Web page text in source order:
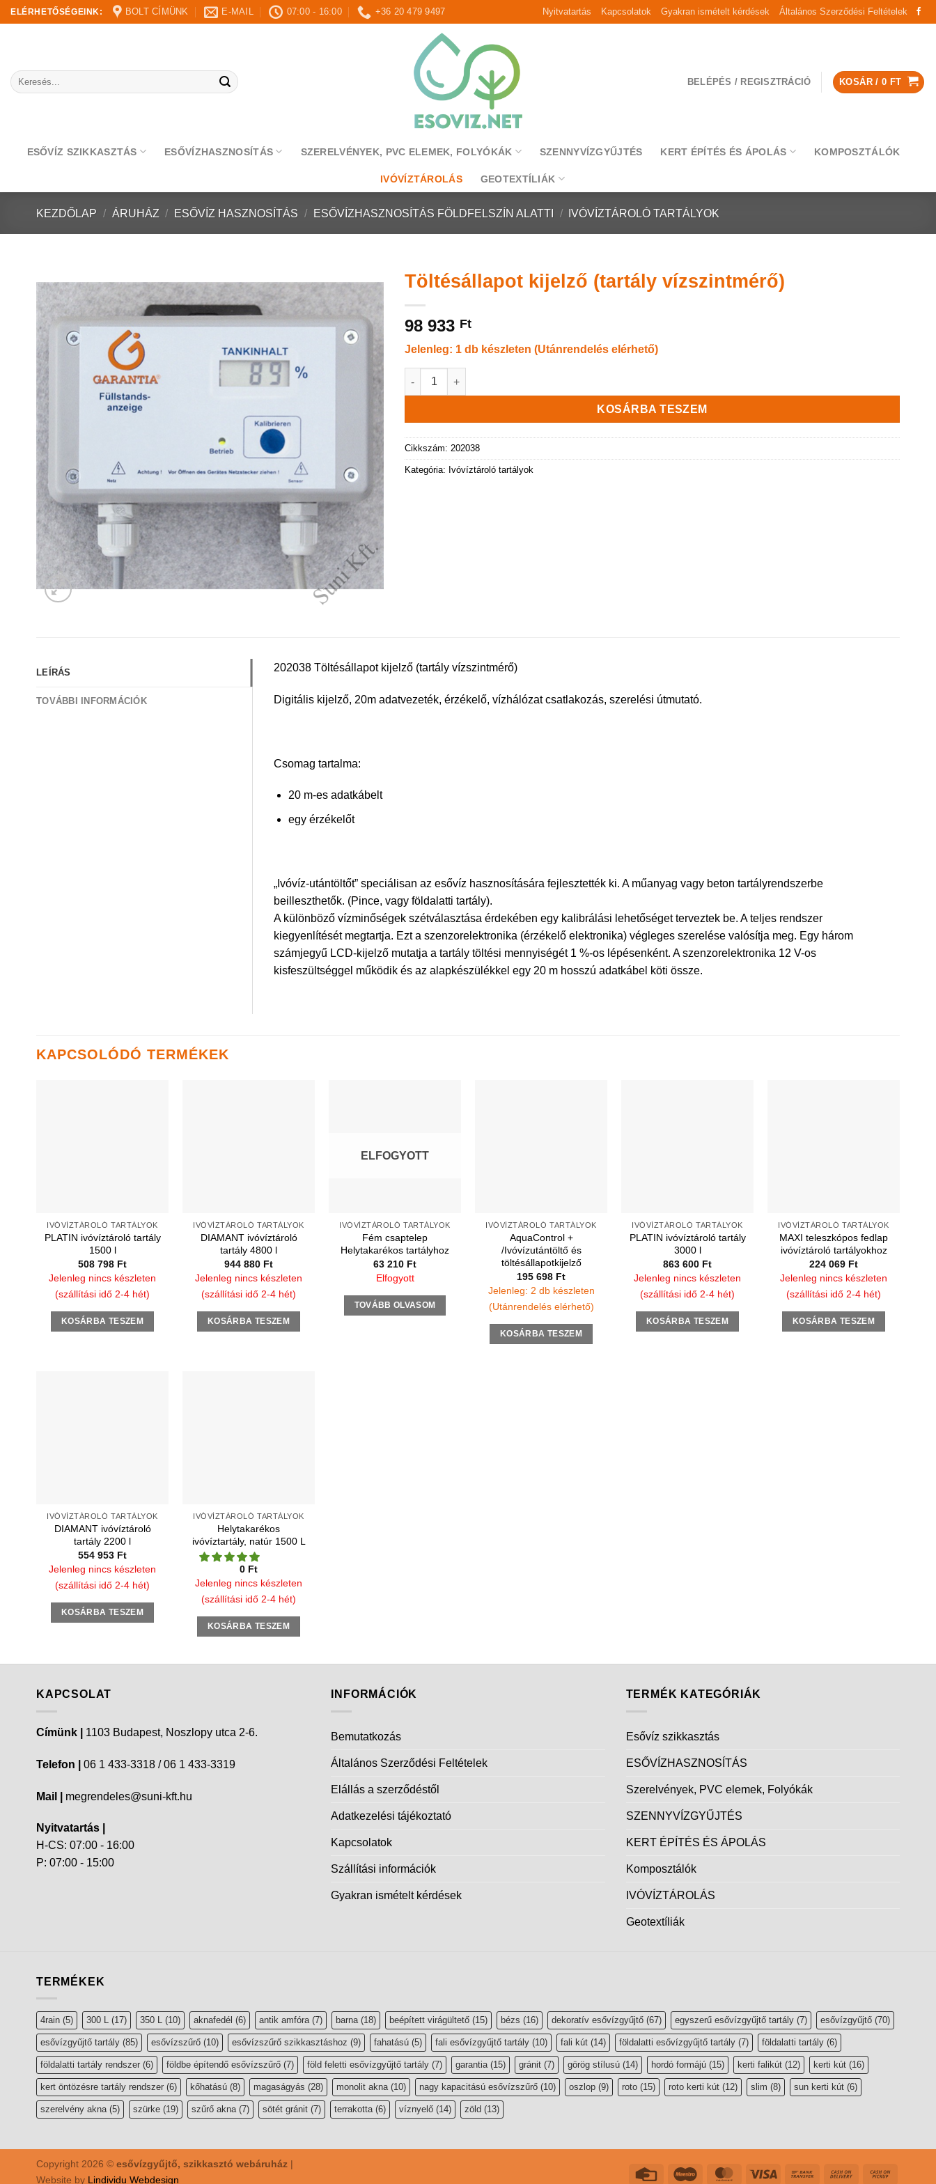
Skip
to
ELÉRHETŐSÉGEINK: BOLT CÍMÜNK E-MAIL 07:00 - 16:00 +36 20 479 9497 Nyitvatartás Kapcsolatok Gyakran ismételt kérdések Általános Szerződési Feltételek
Keresés
a
BELÉPÉS / REGISZTRÁCIÓ KOSÁR /0 FT
ESŐVÍZ SZIKKASZTÁS ESŐVÍZHASZNOSÍTÁS SZERELVÉNYEK, PVC ELEMEK, FOLYÓKÁK SZENNYVÍZGYŰJTÉS KERT ÉPÍTÉS ÉS ÁPOLÁS KOMPOSZTÁLÓK
IVÓVÍZTÁROLÁS GEOTEXTÍLIÁK
KEZDŐLAP / ÁRUHÁZ / ESŐVÍZ HASZNOSÍTÁS / ESŐVÍZHASZNOSÍTÁS FÖLDFELSZÍN ALATTI / IVÓVÍZTÁROLÓ TARTÁLYOK
Töltésállapot kijelző (tartály vízszintmérő)
98 933 Ft
Jelenleg: 1 db készleten (Utánrendelés elérhető)
Töltésállapot kijelző (tartály vízszintmérő) mennyiség
KOSÁRBA TESZEM
Cikkszám: 202038
Kategória: Ivóvíztároló tartályok
LEÍRÁS
TOVÁBBI INFORMÁCIÓK
202038 Töltésállapot kijelző (tartály vízszintmérő)
Digitális kijelző, 20m adatvezeték, érzékelő, vízhálózat csatlakozás, szerelési útmutató.
Csomag tartalma:
20 m-es adatkábelt
egy érzékelőt
„Ivóvíz-utántöltőt” speciálisan az esővíz hasznosítására fejlesztették ki. A műanyag vagy beton tartályrendszerbe
beilleszthetők. (Pince, vagy földalatti tartály).
A különböző vízminőségek szétválasztása érdekében egy kalibrálási lehetőséget terveztek be. A teljes rendszer
kiegyenlítését megtartja. Ezt a szenzorelektronika (érzékelő elektronika) végleges szerelése valósítja meg. Egy három
számjegyű LCD-kijelző mutatja a tartály töltési mennyiségét 1 %-os lépésenként. A szenzorelektronika 12 V-os
kisfeszültséggel működik és az alapkészülékkel egy 20 m hosszú adatkábel köti össze.
KAPCSOLÓDÓ TERMÉKEK
IVÓVÍZTÁROLÓ TARTÁLYOK
PLATIN ivóvíztároló tartály
1500 l
508 798 Ft
Jelenleg nincs készleten
(szállítási idő 2-4 hét)
KOSÁRBA TESZEM
IVÓVÍZTÁROLÓ TARTÁLYOK
DIAMANT ivóvíztároló
tartály 4800 l
944 880 Ft
Jelenleg nincs készleten
(szállítási idő 2-4 hét)
KOSÁRBA TESZEM
ELFOGYOTT
IVÓVÍZTÁROLÓ TARTÁLYOK
Fém csaptelep
Helytakarékos tartályhoz
63 210 Ft
Elfogyott
TOVÁBB OLVASOM
IVÓVÍZTÁROLÓ TARTÁLYOK
AquaControl +
/Ivóvízutántöltő és
töltésállapotkijelző
195 698 Ft
Jelenleg: 2 db készleten
(Utánrendelés elérhető)
KOSÁRBA TESZEM
IVÓVÍZTÁROLÓ TARTÁLYOK
PLATIN ivóvíztároló tartály
3000 l
863 600 Ft
Jelenleg nincs készleten
(szállítási idő 2-4 hét)
KOSÁRBA TESZEM
IVÓVÍZTÁROLÓ TARTÁLYOK
MAXI teleszkópos fedlap
ivóvíztároló tartályokhoz
224 069 Ft
Jelenleg nincs készleten
(szállítási idő 2-4 hét)
KOSÁRBA TESZEM
IVÓVÍZTÁROLÓ TARTÁLYOK
DIAMANT ivóvíztároló
tartály 2200 l
554 953 Ft
Jelenleg nincs készleten
(szállítási idő 2-4 hét)
KOSÁRBA TESZEM
IVÓVÍZTÁROLÓ TARTÁLYOK
Helytakarékos
ivóvíztartály, natúr 1500 L
0 Ft
Jelenleg nincs készleten
(szállítási idő 2-4 hét)
KOSÁRBA TESZEM
KAPCSOLAT
Címünk | 1103 Budapest, Noszlopy utca 2-6.
Telefon | 06 1 433-3318 / 06 1 433-3319
Mail | megrendeles@suni-kft.hu
Nyitvatartás |
H-CS: 07:00 - 16:00
P: 07:00 - 15:00
INFORMÁCIÓK
Bemutatkozás
Általános Szerződési Feltételek
Elállás a szerződéstől
Adatkezelési tájékoztató
Kapcsolatok
Szállítási információk
Gyakran ismételt kérdések
TERMÉK KATEGÓRIÁK
Esővíz szikkasztás
ESŐVÍZHASZNOSÍTÁS
Szerelvények, PVC elemek, Folyókák
SZENNYVÍZGYŰJTÉS
KERT ÉPÍTÉS ÉS ÁPOLÁS
Komposztálók
IVÓVÍZTÁROLÁS
Geotextíliák
TERMÉKEK
4rain (5) 300 L (17) 350 L (10) aknafedél (6) antik amfóra(7) barna(18) beépített virágültető (15) bézs (16) dekoratív esővízgyűjtő (67) egyszerű esővízgyűjtő tartály (7) esővízgyűjtő (70)
esővízgyűjtő tartály (85) esővízszűrő (10) esővízszűrő szikkasztáshoz (9) fahatású (5) fali esővízgyűjtő tartály (10) fali kút (14) földalatti esővízgyűjtő tartály (7) földalatti tartály (6)
földalatti tartály rendszer (6) földbe építendő esővízszűrő (7) föld feletti esővízgyűjtő tartály (7) garantia(15) gránit (7) görög stílusú (14) hordó formájú (15) kerti falikút (12) kerti kút (16)
kert öntözésre tartály rendszer (6) kőhatású (8) magaságyás (28) monolit akna(10) nagy kapacitású esővízszűrő (10) oszlop (9) roto (15) roto kerti kút (12) slim (8) sun kerti kút (6)
szerelvény akna(5) szürke (19) szűrő akna(7) sötét gránit (7) terrakotta(6) víznyelő (14) zöld (13)
Copyright 2026 © esővízgyűjtő, szikkasztó webáruház |
Website by Lindividu Webdesign